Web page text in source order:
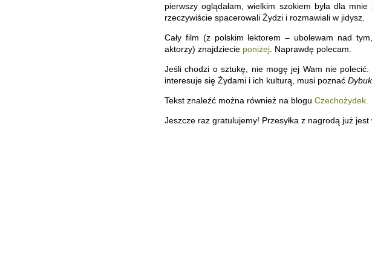
pierwszy oglądałam, wielkim szokiem była dla
rzeczywiście spacerowali Żydzi i rozmawiali w jidysz.
Cały film (z polskim lektorem – ubolewam nad
aktorzy) znajdziecie poniżej . Naprawdę polecam.
Jeśli chodzi o sztukę, nie mogę jej Wam nie
interesuje się Żydami i ich kulturą, musi poznać
Tekst znaleźć można również na blogu Czechożydek.
Jeszcze raz gratulujemy! Przesyłka z nagrodą już jest